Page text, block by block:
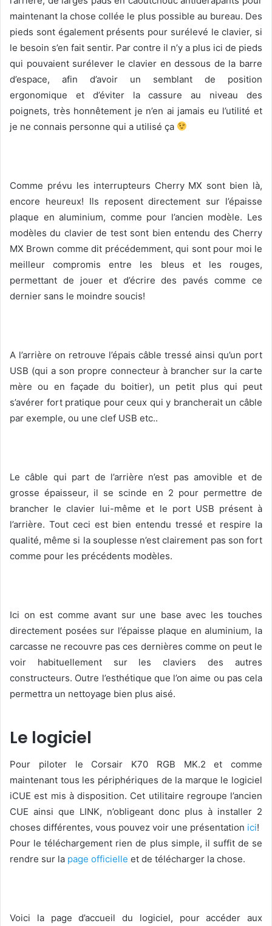
maintenant la chose collée le plus possible au bureau. Des
pieds sont également présents pour surélevé le clavier, si
le besoin s’en fait sentir. Par contre il n’y a plus ici de pieds
qui pouvaient surélever le clavier en dessous de la barre
d’espace, afin d’avoir un semblant de position
ergonomique et d’éviter la cassure au niveau des
poignets, très honnêtement je n’en ai jamais eu l’utilité et
je ne connais personne qui a utilisé ça
Comme prévu les interrupteurs Cherry MX sont bien là,
encore heureux! Ils reposent directement sur l’épaisse
plaque en aluminium, comme pour l’ancien modèle. Les
modèles du clavier de test sont bien entendu des Cherry
MX Brown comme dit précédemment, qui sont pour moi le
meilleur compromis entre les bleus et les rouges,
permettant de jouer et d’écrire des pavés comme ce
dernier sans le moindre soucis!
A l’arrière on retrouve l’épais câble tressé ainsi qu’un port
USB (qui a son propre connecteur à brancher sur la carte
mère ou en façade du boitier), un petit plus qui peut
s’avérer fort pratique pour ceux qui y brancherait un câble
par exemple, ou une clef USB etc..
Le câble qui part de l’arrière n’est pas amovible et de
grosse épaisseur, il se scinde en 2 pour permettre de
brancher le clavier lui-même et le port USB présent à
l’arrière. Tout ceci est bien entendu tressé et respire la
qualité, même si la souplesse n’est clairement pas son fort
comme pour les précédents modèles.
Ici on est comme avant sur une base avec les touches
directement posées sur l’épaisse plaque en aluminium, la
carcasse ne recouvre pas ces dernières comme on peut le
voir habituellement sur les claviers des autres
constructeurs. Outre l’esthétique que l’on aime ou pas cela
permettra un nettoyage bien plus aisé.
Le logiciel
Pour piloter le Corsair K70 RGB MK.2 et comme
maintenant tous les périphériques de la marque le logiciel
iCUE est mis à disposition. Cet utilitaire regroupe l’ancien
CUE ainsi que LINK, n’obligeant donc plus à installer 2
choses différentes, vous pouvez voir une présentation ici!
Pour le téléchargement rien de plus simple, il suffit de se
rendre sur la page officielle et de télécharger la chose.
Voici la page d’accueil du logiciel, pour accéder aux